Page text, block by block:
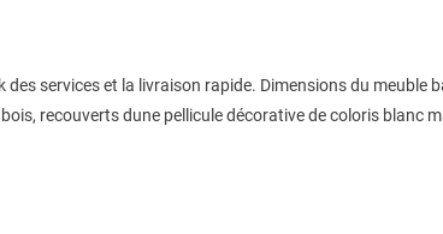
services et la livraison rapide. Dimensions du meuble
recouverts dune pellicule décorative de coloris blanc